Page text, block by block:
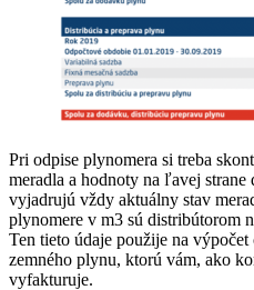
Pri odpise plynomera si treba
meradla a hodnoty na ľavej
vyjadrujú vždy aktuálny stav
plynomere v m3 sú distribútorom
Ten tieto údaje použije na
zemného plynu, ktorú vám, ako
vyfakturuje.